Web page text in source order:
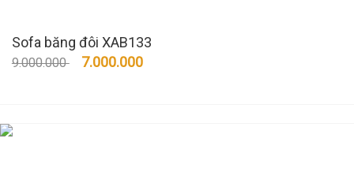
Sofa băng đôi XAB133
9.000.000 7.000.000